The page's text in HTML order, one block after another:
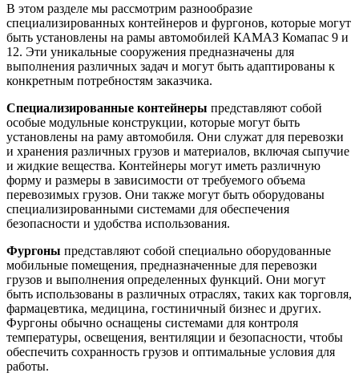
В этом разделе мы рассмотрим разнообразие
специализированных контейнеров и фургонов, которые могут
быть установлены на рамы автомобилей КАМАЗ Комапас 9 и
12. Эти уникальные сооружения предназначены для
выполнения различных задач и могут быть адаптированы к
конкретным потребностям заказчика.
Специализированные контейнеры представляют собой
особые модульные конструкции, которые могут быть
установлены на раму автомобиля. Они служат для перевозки
и хранения различных грузов и материалов, включая сыпучие
и жидкие вещества. Контейнеры могут иметь различную
форму и размеры в зависимости от требуемого объема
перевозимых грузов. Они также могут быть оборудованы
специализированными системами для обеспечения
безопасности и удобства использования.
Фургоны представляют собой специально оборудованные
мобильные помещения, предназначенные для перевозки
грузов и выполнения определенных функций. Они могут
быть использованы в различных отраслях, таких как торговля,
фармацевтика, медицина, гостиничный бизнес и других.
Фургоны обычно оснащены системами для контроля
температуры, освещения, вентиляции и безопасности, чтобы
обеспечить сохранность грузов и оптимальные условия для
работы.